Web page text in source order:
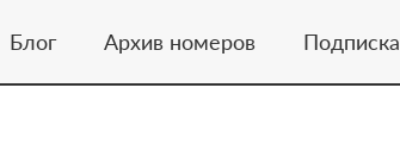
Блог Архив номеров Подписка